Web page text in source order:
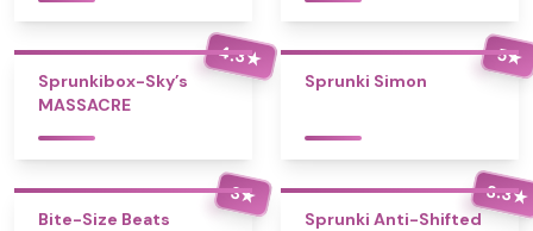
4.3★
Sprunkibox-Sky’s
MASSACRE
5★
Sprunki Simon
3★
Bite-Size Beats
3.3★
Sprunki Anti-Shifted